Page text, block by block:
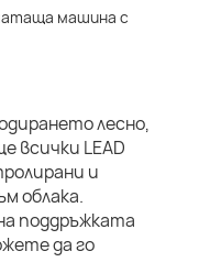
лесно,
всички LEAD
и
облака.
поддръжката
да го